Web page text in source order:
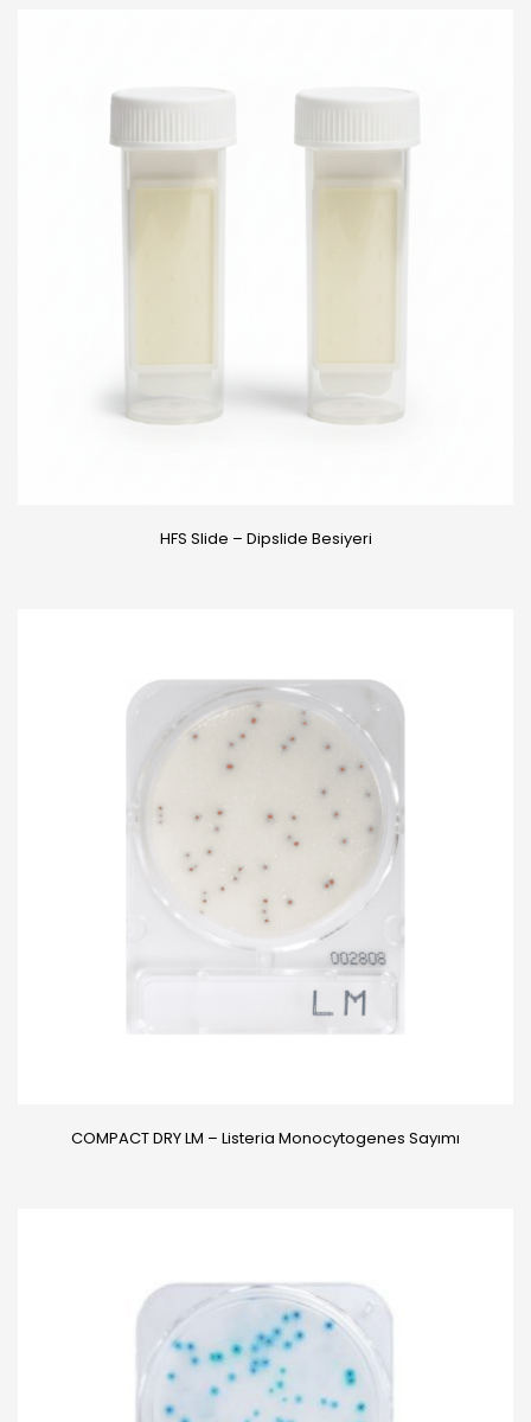
HFS Slide – Dipslide Besiyeri
COMPACT DRY LM – Listeria Monocytogenes Sayımı